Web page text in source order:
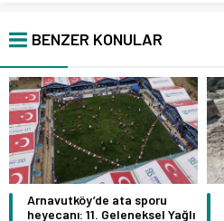
BENZER KONULAR
Arnavutköy’de ata sporu
heyecanı: 11. Geleneksel Yağlı